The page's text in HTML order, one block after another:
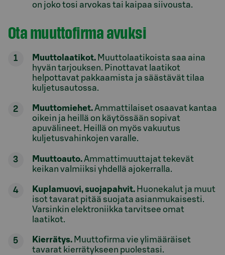
on joko tosi arvokas tai kaipaa siivousta.
Ota muuttofirma avuksi
Muuttolaatikot. Muuttolaatikoista saa aina
hyvän tarjouksen. Pinottavat laatikot
helpottavat pakkaamista ja säästävät tilaa
kuljetusautossa.
Muuttomiehet.Ammattilaiset osaavat kantaa
oikein ja heillä on käytössään sopivat
apuvälineet. Heillä on myös vakuutus
kuljetusvahinkojen varalle.
Muuttoauto.Ammattimuuttajat tekevät
keikan valmiiksi yhdellä ajokerralla.
Kuplamuovi, suojapahvit. Huonekalut ja muut
isot tavarat pitää suojata asianmukaisesti.
Varsinkin elektroniikka tarvitsee omat
laatikot.
Kierrätys. Muuttofirma vie ylimääräiset
tavarat kierrätykseen puolestasi.